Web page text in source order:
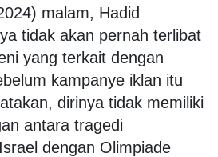
malam, Hadid
tidak akan pernah terlibat
yang terkait dengan
kampanye iklan itu
dirinya tidak memiliki
antara tragedi
dengan Olimpiade